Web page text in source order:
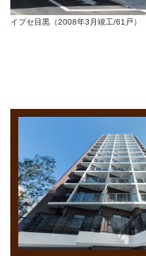
イプセ目黒（2008年3月竣工/61戸）